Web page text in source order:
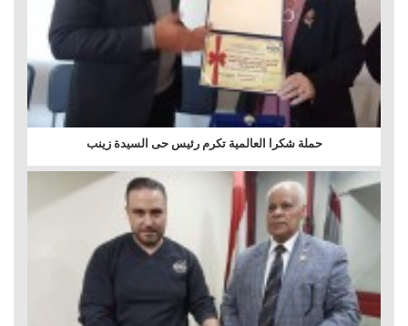
حملة شكرا العالمية تكرم رئيس حى السيدة زينب